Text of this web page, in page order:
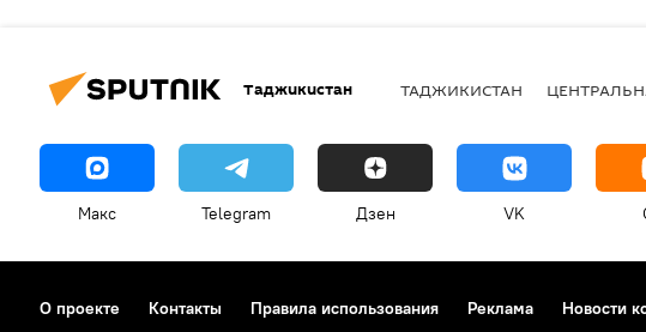
Таджикистан ТАДЖИКИСТАН
Макс Telegram Дзен VK
О проекте Контакты Правила использования Реклама Новости